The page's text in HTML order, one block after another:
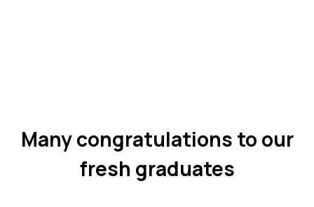
Many congratulations to our
fresh graduates